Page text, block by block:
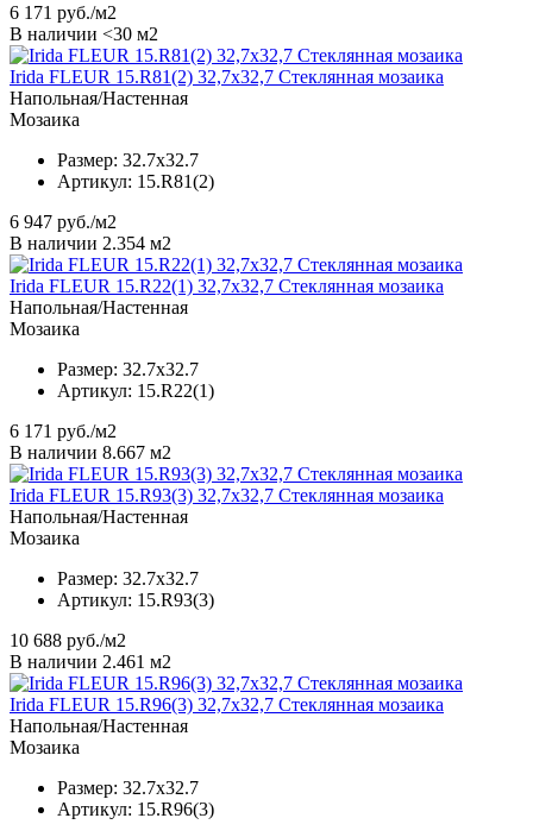
6 171 руб./м2
В наличии <30 м2
Irida FLEUR 15.R81(2) 32,7x32,7 Стеклянная мозаика
Напольная/Настенная
Мозаика
Размер: 32.7x32.7
Артикул: 15.R81(2)
6 947 руб./м2
В наличии 2.354 м2
Irida FLEUR 15.R22(1) 32,7x32,7 Стеклянная мозаика
Напольная/Настенная
Мозаика
Размер: 32.7x32.7
Артикул: 15.R22(1)
6 171 руб./м2
В наличии 8.667 м2
Irida FLEUR 15.R93(3) 32,7x32,7 Стеклянная мозаика
Напольная/Настенная
Мозаика
Размер: 32.7x32.7
Артикул: 15.R93(3)
10 688 руб./м2
В наличии 2.461 м2
Irida FLEUR 15.R96(3) 32,7x32,7 Стеклянная мозаика
Напольная/Настенная
Мозаика
Размер: 32.7x32.7
Артикул: 15.R96(3)